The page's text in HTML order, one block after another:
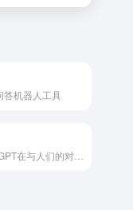
答机器人工具